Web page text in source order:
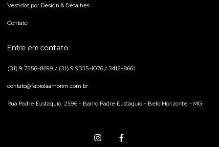
Vestidos por Design & Detalhes
Contato
Entre em contato
(31) 9 7556-8699 / (31) 9 9335-1076 / 3412-8661
contato@fabiolaamorim.com.br
Rua Padre Eustaquio, 2596 - Bairro Padre Eustáquio - Belo Horizonte - MG